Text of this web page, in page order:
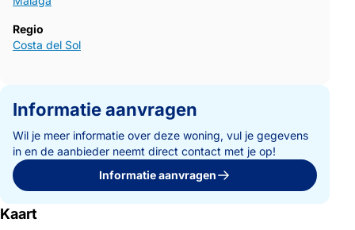
Regio
Costa del Sol
Informatie aanvragen
Wil je meer informatie over deze woning, vul je gegevens
in en de aanbieder neemt direct contact met je op!
Informatie aanvragen
Kaart